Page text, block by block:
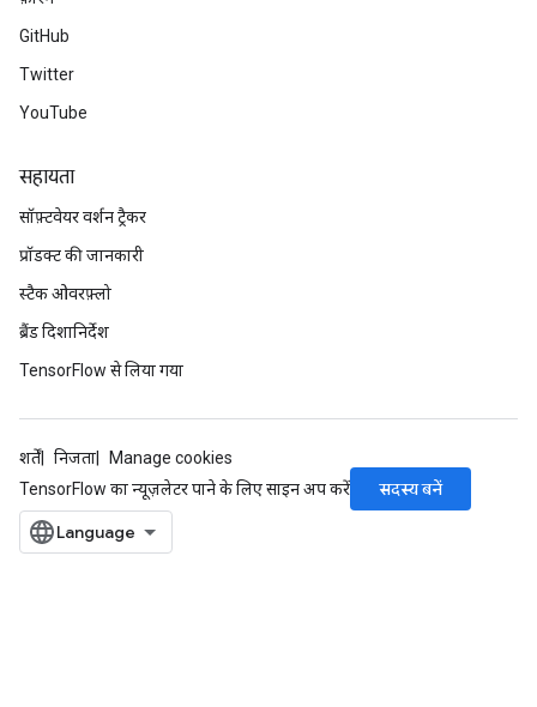
GitHub
Twitter
YouTube
सहायता
सॉफ़्टवेयर वर्शन ट्रैकर
प्रॉडक्ट की जानकारी
स्टैक ओवरफ़्लो
ब्रैंड दिशानिर्देश
TensorFlow से लिया गया
शर्तें निजता
Manage cookies
TensorFlow का न्यूज़लेटर पाने के लिए साइन अप करें
सदस्य बनें